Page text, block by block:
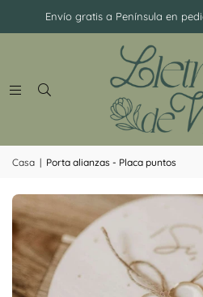
Envío gratis a Península en
Casa | Porta alianzas - Placa puntos
Ramillete